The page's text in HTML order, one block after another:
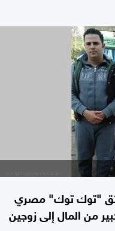
"توك توك" مصري
من المال إلى زوجين